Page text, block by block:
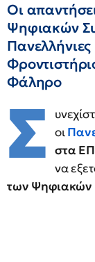
Οι
Ψηφιακών
Φάληρο
Σ οι
στα
να
των Ψηφιακών